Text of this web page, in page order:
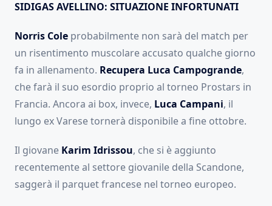
SIDIGAS AVELLINO: SITUAZIONE INFORTUNATI
Norris Cole probabilmente non sarà del match per
un risentimento muscolare accusato qualche giorno
fa in allenamento. Recupera Luca Campogrande,
che farà il suo esordio proprio al torneo Prostars in
Francia. Ancora ai box, invece, Luca Campani, il
lungo ex Varese tornerà disponibile a fine ottobre.
Il giovane Karim Idrissou, che si è aggiunto
recentemente al settore giovanile della Scandone,
saggerà il parquet francese nel torneo europeo.